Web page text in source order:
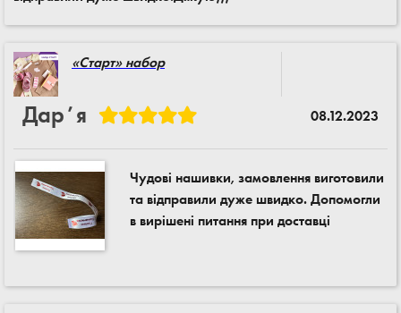
«Старт» набор
Дарʼя 08.12.2023
Чудові нашивки, замовлення виготовили
та відправили дуже швидко. Допомогли
в вирішені питання при доставці